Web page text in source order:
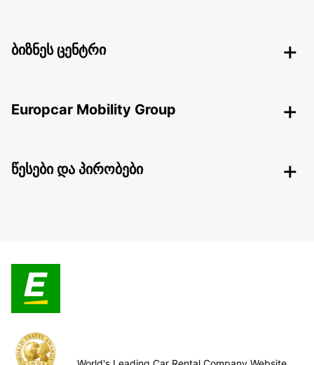
ბიზნეს ცენტრი
Europcar Mobility Group
წესები და პირობები